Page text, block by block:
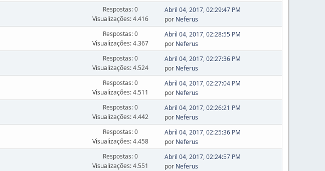
Respostas: 0
Visualizações: 4.416
Abril 04, 2017, 02:29:47 PM
por Neferus
Respostas: 0
Visualizações: 4.367
Abril 04, 2017, 02:28:55 PM
por Neferus
Respostas: 0
Visualizações: 4.524
Abril 04, 2017, 02:27:36 PM
por Neferus
Respostas: 0
Visualizações: 4.511
Abril 04, 2017, 02:27:04 PM
por Neferus
Respostas: 0
Visualizações: 4.442
Abril 04, 2017, 02:26:21 PM
por Neferus
Respostas: 0
Visualizações: 4.458
Abril 04, 2017, 02:25:36 PM
por Neferus
Respostas: 0
Visualizações: 4.551
Abril 04, 2017, 02:24:57 PM
por Neferus